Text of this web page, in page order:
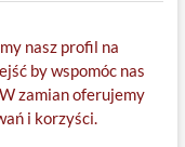
nasz profil na
by wspomóc nas
zamian oferujemy
i korzyści.